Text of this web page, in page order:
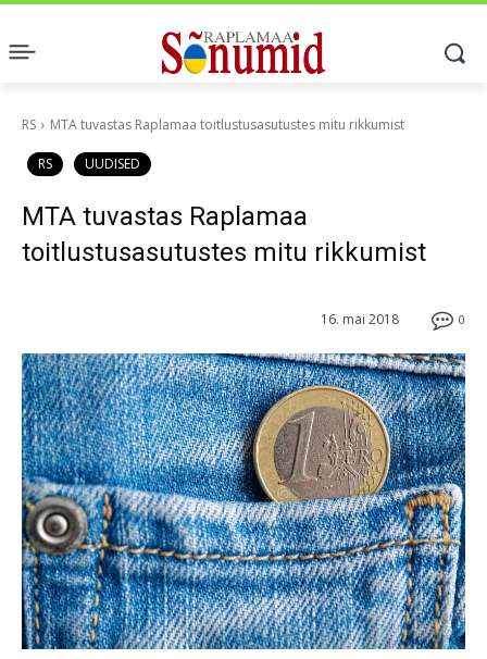
RS MTA tuvastas Raplamaa toitlustusasutustes mitu rikkumist
RS UUDISED
MTA tuvastas Raplamaa
toitlustusasutustes mitu rikkumist
0
16. mai 2018